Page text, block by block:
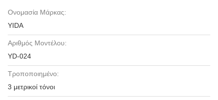
Ονομασία Μάρκας:
YIDA
Αριθμός Μοντέλου:
YD-024
Τροποποιημένο:
3 μετρικοί τόνοι